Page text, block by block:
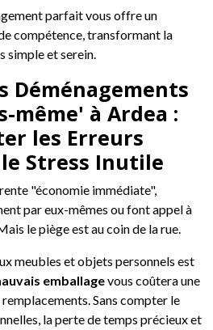
parfait vous offre un
compétence, transformant la
simple et serein.
Déménagements
même' à Ardea :
les Erreurs
Stress Inutile
"économie immédiate",
par eux-mêmes ou font appel à
le piège est au coin de la rue.
meubles et objets personnels est
emballagevous coûtera une
Sans compter le
la perte de temps précieux et